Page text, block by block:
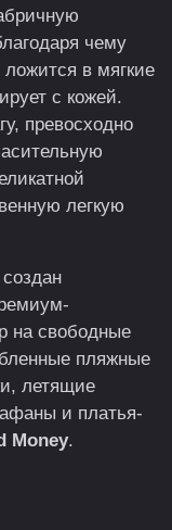
чему
в мягкие
с кожей.
превосходно
легкую
на свободные
пляжные
летящие
и платья-
Money.